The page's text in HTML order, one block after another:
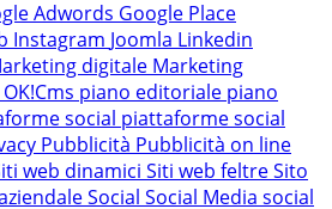
Adwords Google Place
Instagram Joomla Linkedin
digitale Marketing
OK!Cms piano editoriale piano
social piattaforme social
Pubblicità Pubblicità on line
web dinamici Siti web feltreSito
Social Social Media social